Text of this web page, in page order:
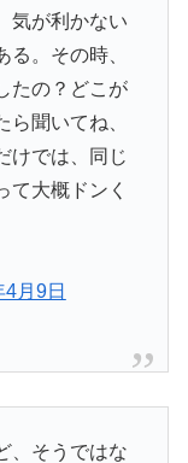
気が利かない
。その時、
たの？どこが
聞いてね、
けでは、同じ
て大概ドンく
月9日
、そうではな